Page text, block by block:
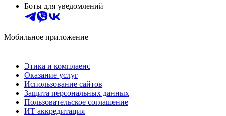
Боты для уведомлений
Мобильное приложение
Этика и комплаенс
Оказание услуг
Использование сайтов
Защита персональных данных
Пользовательское соглашение
ИТ аккредитация